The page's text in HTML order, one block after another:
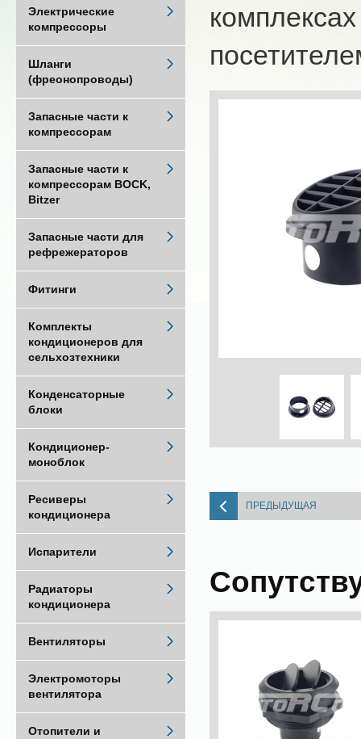
ПРЕДЫДУЩАЯ
Электрические
компрессоры
Шланги
(фреонопроводы)
Запасные части к
компрессорам
Запасные части к
компрессорам BOCK,
Bitzer
Запасные части для
рефрежераторов
Фитинги
Комплекты
кондиционеров для
сельхозтехники
Конденсаторные
блоки
Кондиционер-
моноблок
Ресиверы
кондиционера
Испарители
Радиаторы
кондиционера
Вентиляторы
Электромоторы
вентилятора
Отопители и